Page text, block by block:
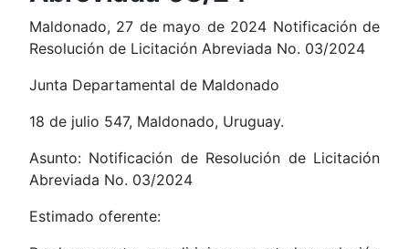
Maldonado, 27 de mayo de 2024 Notificación de
Resolución de Licitación Abreviada No. 03/2024
Junta Departamental de Maldonado
18 de julio 547, Maldonado, Uruguay.
Asunto: Notificación de Resolución de Licitación
Abreviada No. 03/2024
Estimado oferente: